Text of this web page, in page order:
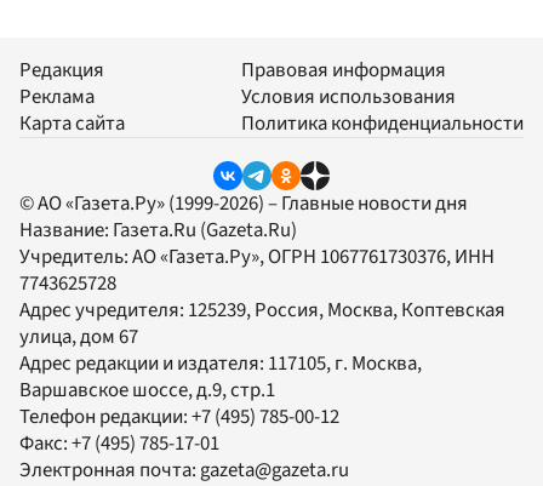
Редакция
Реклама
Карта сайта
Правовая информация
Условия использования
Политика конфиденциальности
© АО «Газета.Ру» (1999-2026) – Главные новости дня
Название: Газета.Ru (Gazeta.Ru)
Учредитель:АО «Газета.Ру», ОГРН 1067761730376, ИНН
7743625728
Адрес учредителя: 125239, Россия, Москва, Коптевская
улица, дом 67
Адрес редакции и издателя: 117105, г. Москва,
Варшавское шоссе, д.9, стр.1
Телефон редакции:+7 (495) 785-00-12
Факс:+7 (495) 785-17-01
Электронная почта: gazeta@gazeta.ru